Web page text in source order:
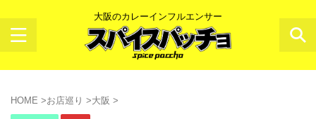
大阪のカレーインフルエンサー
HOME >お店巡り >大阪 >